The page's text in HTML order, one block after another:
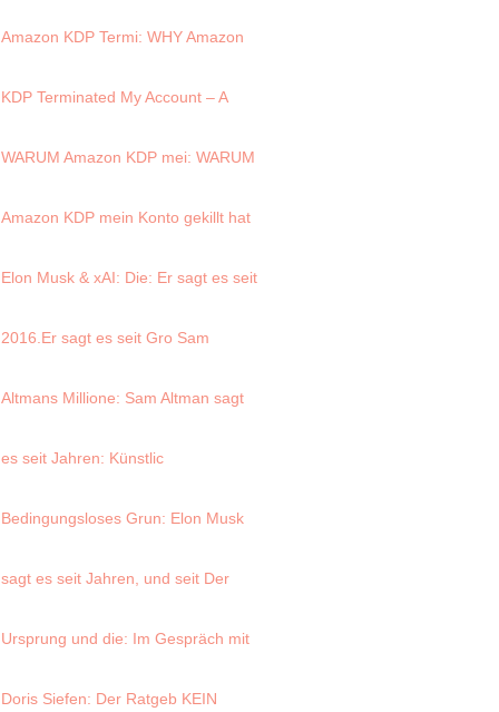
Amazon KDP Termi: WHY Amazon
KDP Terminated My Account – A
WARUM Amazon KDP mei: WARUM
Amazon KDP mein Konto gekillt hat
Elon Musk & xAI: Die: Er sagt es seit
2016.Er sagt es seit Gro Sam
Altmans Millione: Sam Altman sagt
es seit Jahren: Künstlic
Bedingungsloses Grun: Elon Musk
sagt es seit Jahren, und seit Der
Ursprung und die: Im Gespräch mit
Doris Siefen: Der Ratgeb KEIN